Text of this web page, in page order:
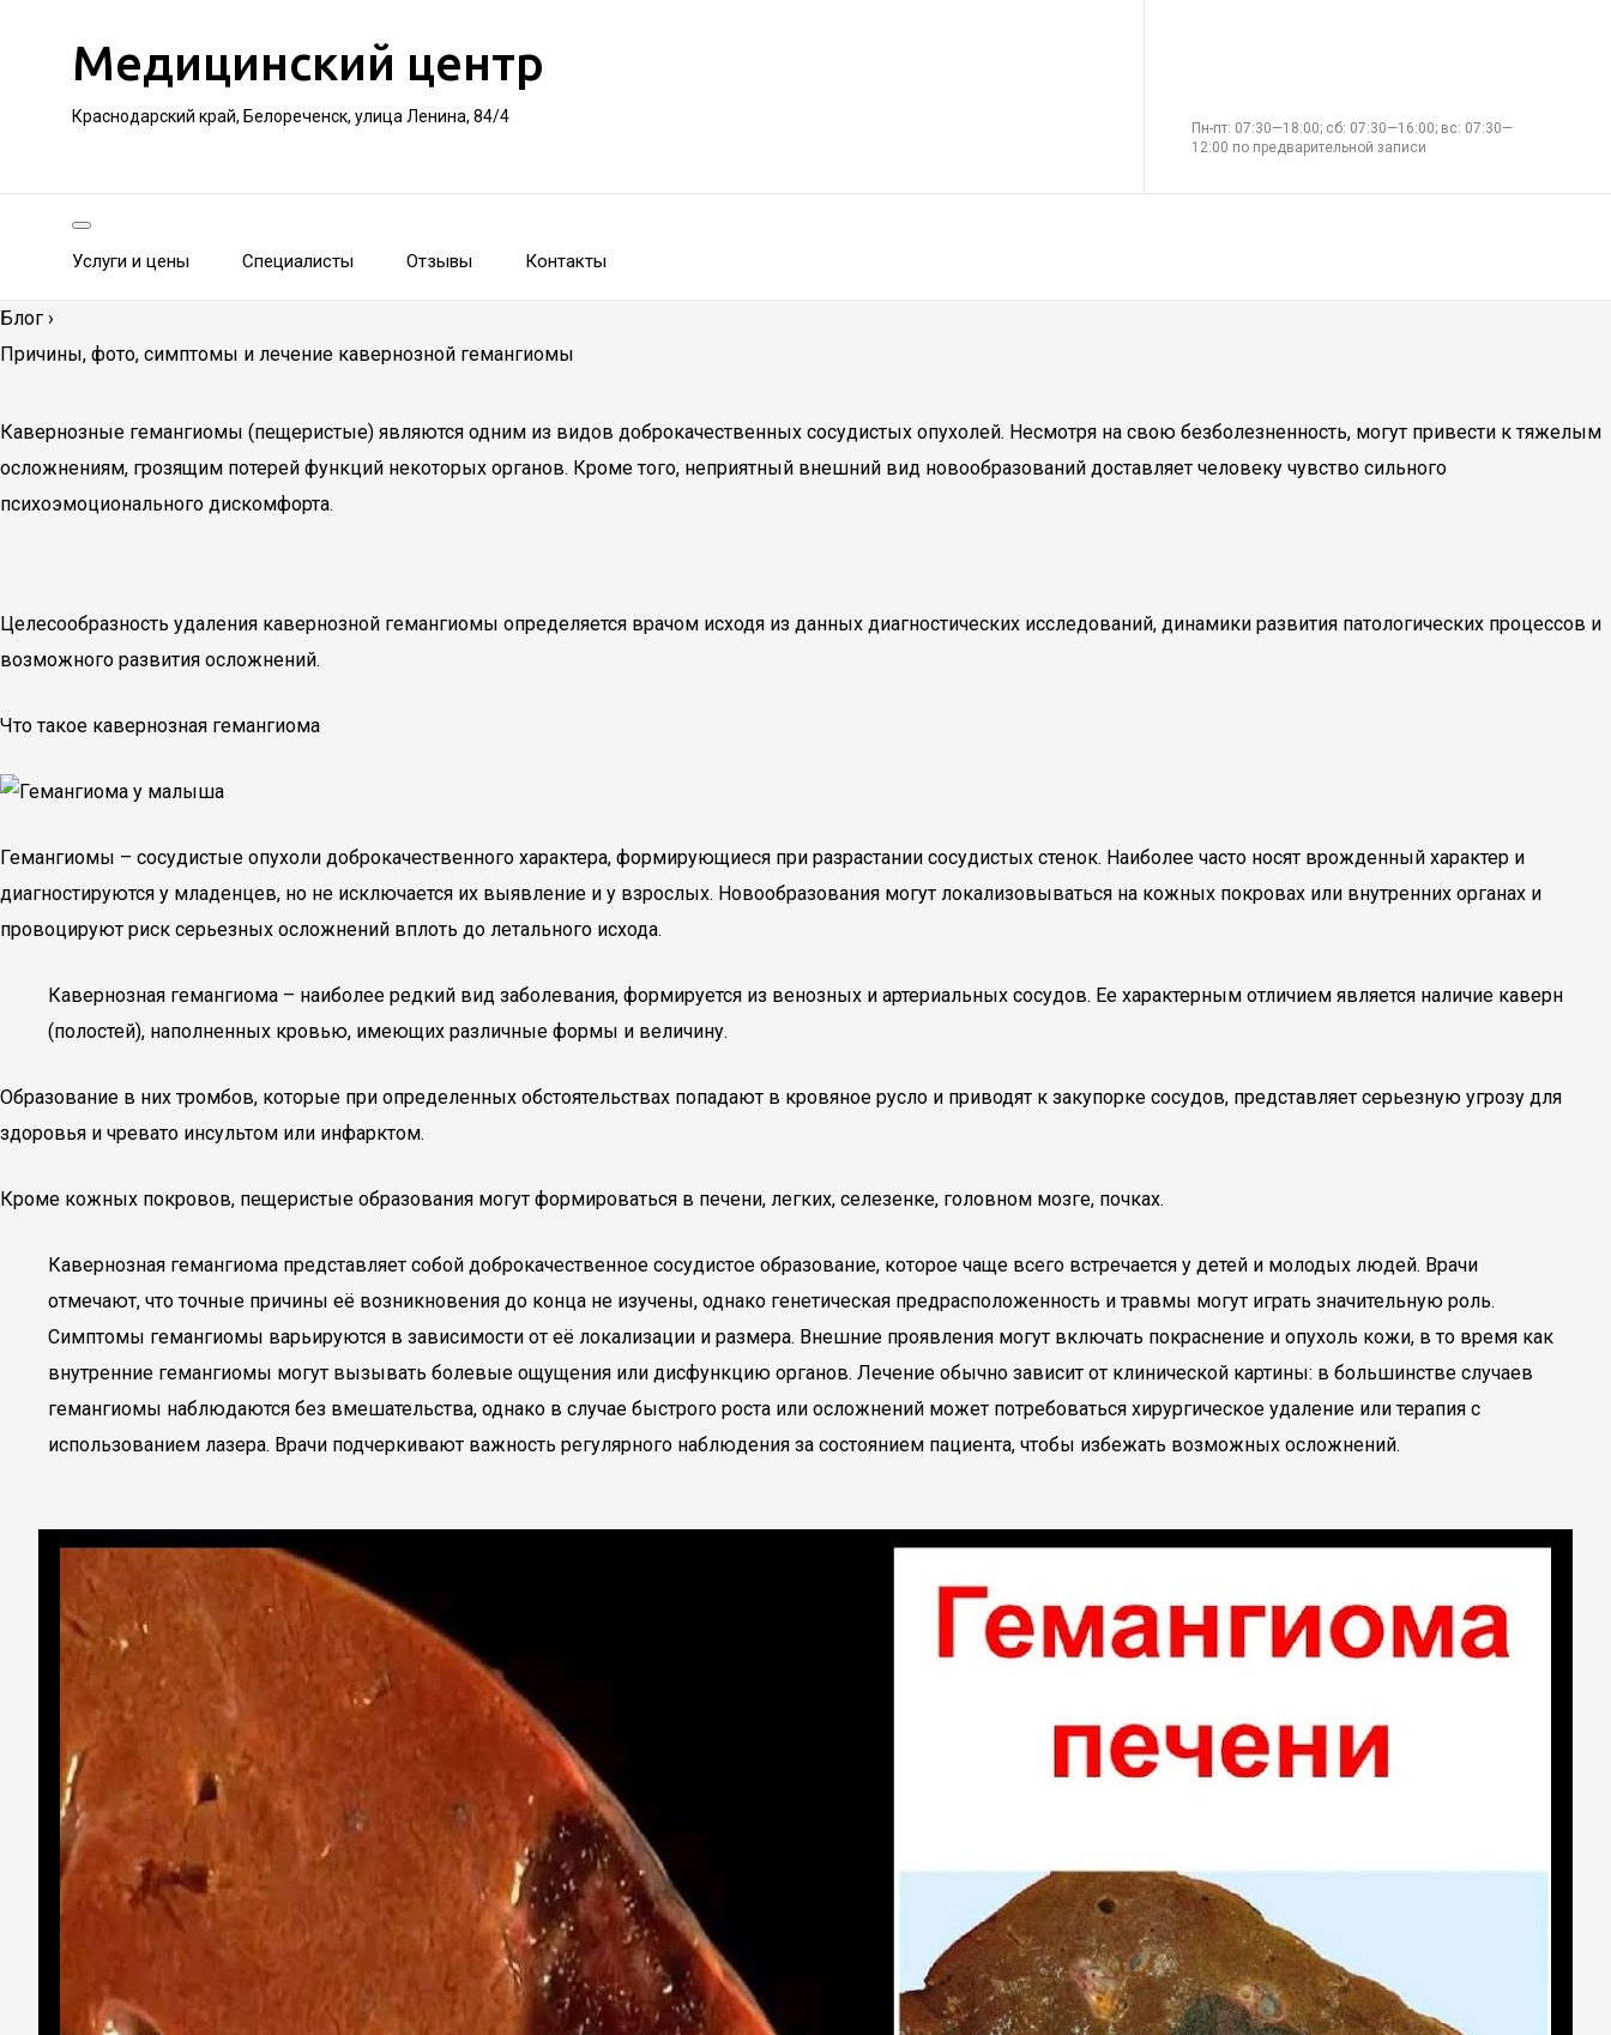
Медицинский центр
Краснодарский край, Белореченск, улица Ленина, 84/4
Пн-пт: 07:30—18:00; сб: 07:30—16:00; вс: 07:30—
12:00 по предварительной записи
Услуги и цены Специалисты Отзывы Контакты
Блог ›
Причины, фото, симптомы и лечение кавернозной гемангиомы
Кавернозные гемангиомы (пещеристые) являются одним из видов доброкачественных сосудистых опухолей. Несмотря на свою безболезненность, могут привести к тяжелым
осложнениям, грозящим потерей функций некоторых органов. Кроме того, неприятный внешний вид новообразований доставляет человеку чувство сильного
психоэмоционального дискомфорта.
Целесообразность удаления кавернозной гемангиомы определяется врачом исходя из данных диагностических исследований, динамики развития патологических процессов и
возможного развития осложнений.
Что такое кавернозная гемангиома
Гемангиомы – сосудистые опухоли доброкачественного характера, формирующиеся при разрастании сосудистых стенок. Наиболее часто носят врожденный характер и
диагностируются у младенцев, но не исключается их выявление и у взрослых. Новообразования могут локализовываться на кожных покровах или внутренних органах и
провоцируют риск серьезных осложнений вплоть до летального исхода.
Кавернозная гемангиома – наиболее редкий вид заболевания, формируется из венозных и артериальных сосудов. Ее характерным отличием является наличие каверн
(полостей), наполненных кровью, имеющих различные формы и величину.
Образование в них тромбов, которые при определенных обстоятельствах попадают в кровяное русло и приводят к закупорке сосудов, представляет серьезную угрозу для
здоровья и чревато инсультом или инфарктом.
Кроме кожных покровов, пещеристые образования могут формироваться в печени, легких, селезенке, головном мозге, почках.
Кавернозная гемангиома представляет собой доброкачественное сосудистое образование, которое чаще всего встречается у детей и молодых людей. Врачи
отмечают, что точные причины её возникновения до конца не изучены, однако генетическая предрасположенность и травмы могут играть значительную роль.
Симптомы гемангиомы варьируются в зависимости от её локализации и размера. Внешние проявления могут включать покраснение и опухоль кожи, в то время как
внутренние гемангиомы могут вызывать болевые ощущения или дисфункцию органов. Лечение обычно зависит от клинической картины: в большинстве случаев
гемангиомы наблюдаются без вмешательства, однако в случае быстрого роста или осложнений может потребоваться хирургическое удаление или терапия с
использованием лазера. Врачи подчеркивают важность регулярного наблюдения за состоянием пациента, чтобы избежать возможных осложнений.